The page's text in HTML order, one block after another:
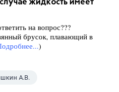
жидкость имеет
на вопрос???
брусок, плавающий в
)
А.В.